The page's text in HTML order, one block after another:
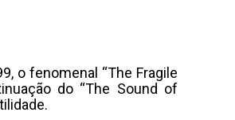
o fenomenal “The Fragile
do “The Sound of